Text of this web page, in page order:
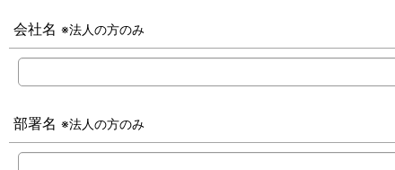
会社名 ※法人の方のみ
部署名 ※法人の方のみ